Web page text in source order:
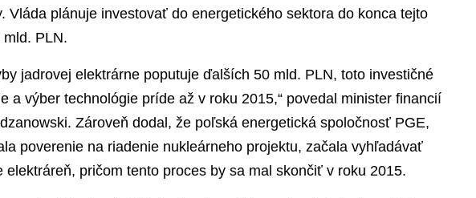
Vláda plánuje investovať do energetického sektora do konca tejto
PLN.
jadrovej elektrárne poputuje ďalších 50 mld. PLN, toto investičné
a výber technológie príde až v roku 2015,“ povedal minister financií
Zároveň dodal, že poľská energetická spoločnosť PGE,
poverenie na riadenie nukleárneho projektu, začala vyhľadávať
elektráreň, pričom tento proces by sa mal skončiť v roku 2015.